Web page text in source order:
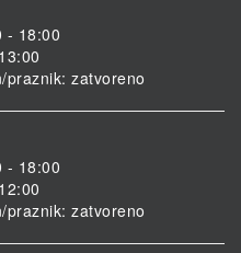
- 18:00
praznik: zatvoreno
- 18:00
praznik: zatvoreno